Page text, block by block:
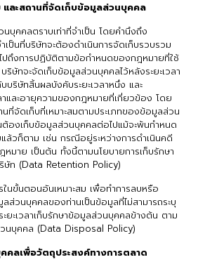
และสถานที่จัดเก็บข้อมูลส่วนบุคคล
บุคคลตราบเท่าที่จำเป็น โดยคำนึงถึง
เป็นที่บริษัทจะต้องดำเนินการจัดเก็บรวบรวม
ปถึงการปฏิบัติตามข้อกำหนดของกฎหมายที่ใช้
ริษัทจะจัดเก็บข้อมูลส่วนบุคคลไว้หลังระยะเวลา
ริษัทสิ้นผลบังคับระยะเวลาหนึ่ง และ
าและอายุความของกฎหมายที่เกี่ยวข้อง โดย
นที่จัดเก็บที่เหมาะสมตามประเภทของข้อมูลส่วน
องเก็บข้อมูลส่วนบุคคลต่อไปแม้จะพ้นกำหนด
ล้วก็ตาม เช่น กรณีอยู่ระหว่างการดำเนินคดี
มาย เป็นต้น ทั้งนี้ตามนโยบายการเก็บรักษา
ท (Data Retention Policy)
ในขั้นตอนอันเหมาะสม เพื่อทำการลบหรือ
ส่วนบุคคลของท่านเป็นข้อมูลที่ไม่สามารถระบุ
ยะเวลาเก็บรักษาข้อมูลส่วนบุคคลข้างต้น ตาม
นบุคคล (Data Disposal Policy)
คลเพื่อวัตถุประสงค์ทางการตลาด